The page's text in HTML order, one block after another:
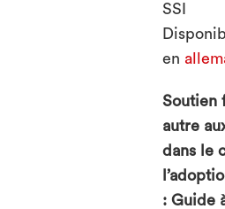
SSI
en
Soutien
autre
dans le
: Guide